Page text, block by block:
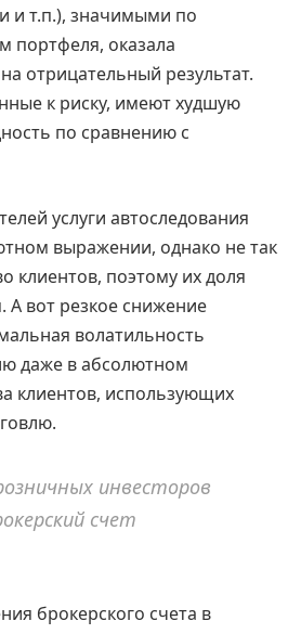
и т.п.), значимыми по
портфеля, оказала
отрицательный результат.
к риску, имеют худшую
по сравнению с
услуги автоследования
выражении, однако не так
клиентов, поэтому их доля
А вот резкое снижение
волатильность
даже в абсолютном
клиентов, использующих
инвесторов
счет
брокерского счета в